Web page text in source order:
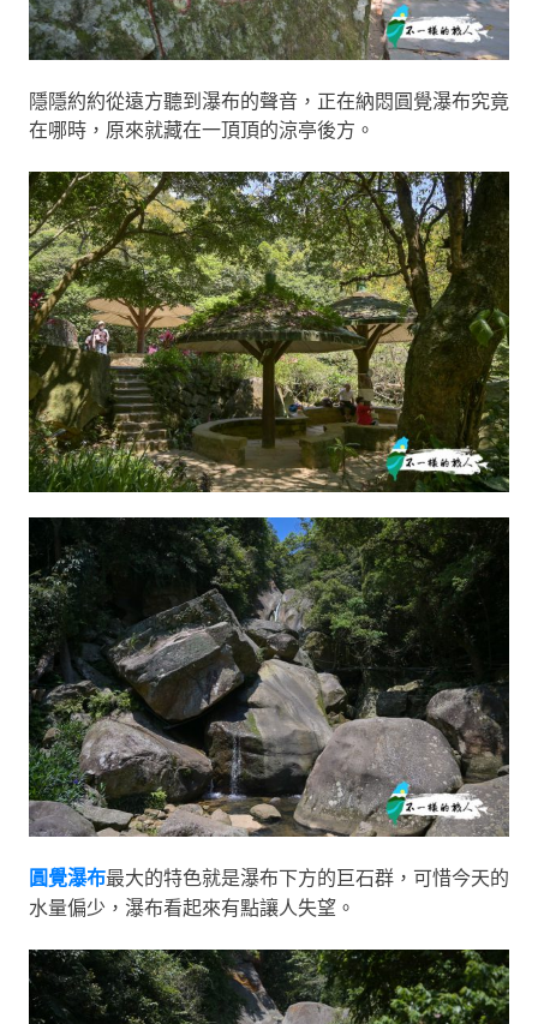
隱隱約約從遠方聽到瀑布的聲音，正在納悶圓覺瀑布究竟
在哪時，原來就藏在一頂頂的涼亭後方。
圓覺瀑布最大的特色就是瀑布下方的巨石群，可惜今天的
水量偏少，瀑布看起來有點讓人失望。